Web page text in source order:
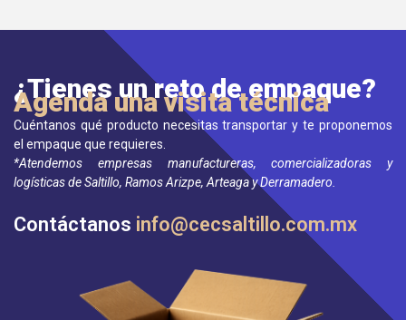
¿Tienes un reto de empaque?
Agenda una visita técnica
Cuéntanos qué producto necesitas transportar y te proponemos
el empaque que requieres.
*Atendemos empresas manufactureras, comercializadoras y
logísticas de Saltillo, Ramos Arizpe, Arteaga y Derramadero.
Contáctanos info@cecsaltillo.com.mx